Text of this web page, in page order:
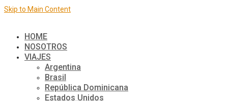
Skip to Main Content
HOME
NOSOTROS
VIAJES
Argentina
Brasil
República Dominicana
Estados Unidos